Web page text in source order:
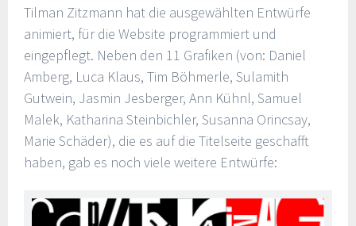
Tilman Zitzmann hat die ausgewählten Entwürfe
animiert, für die Website programmiert und
eingepflegt. Neben den 11 Grafiken (von: Daniel
Amberg, Luca Klaus, Tim Böhmerle, Sulamith
Gutwein, Jasmin Jesberger, Ann Kühnl, Samuel
Malek, Katharina Steinbichler, Susanna Orincsay,
Marie Schäder), die es auf die Titelseite geschafft
haben, gab es noch viele weitere Entwürfe: